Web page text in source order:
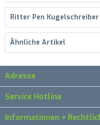
Ritter Pen
Ähnliche Artikel
Adresse
Service Hotline
Informationen +